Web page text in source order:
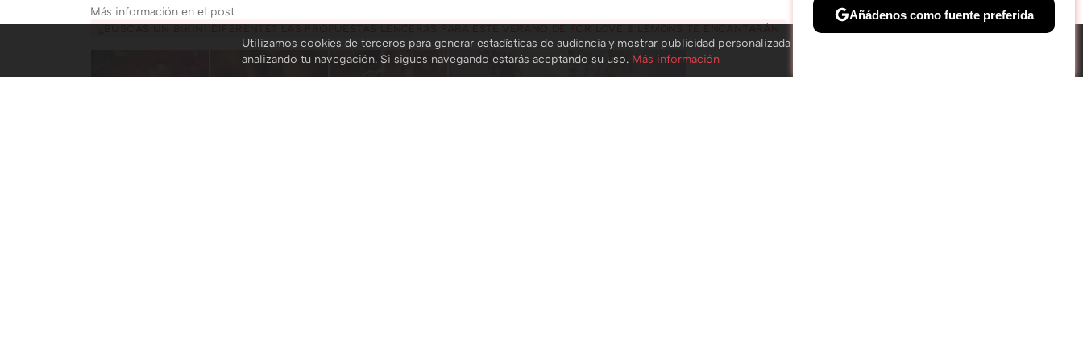
TWEET
Más información en el post
¿BUSCAS UN BIKINI DIFERENTE? LAS PROPUESTAS LENCERAS PARA ESTE VERANO DE FOR LOVE & LEMONS TE ENCANTARÁN
Utilizamos cookies de terceros para generar estadísticas de audiencia y mostrar publicidad personalizada
analizando tu navegación. Si sigues navegando estarás aceptando su uso. Más información
Añádenos como fuente preferida